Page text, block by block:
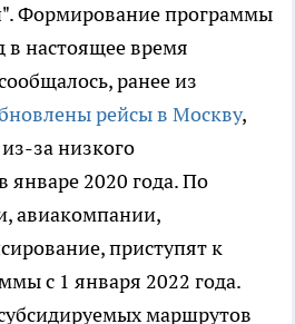
Формирование программы
в настоящее время
ранее из
рейсы в Москву,
за низкого
январе 2020 года. По
авиакомпании,
приступят к
с 1 января 2022 года.
маршрутов